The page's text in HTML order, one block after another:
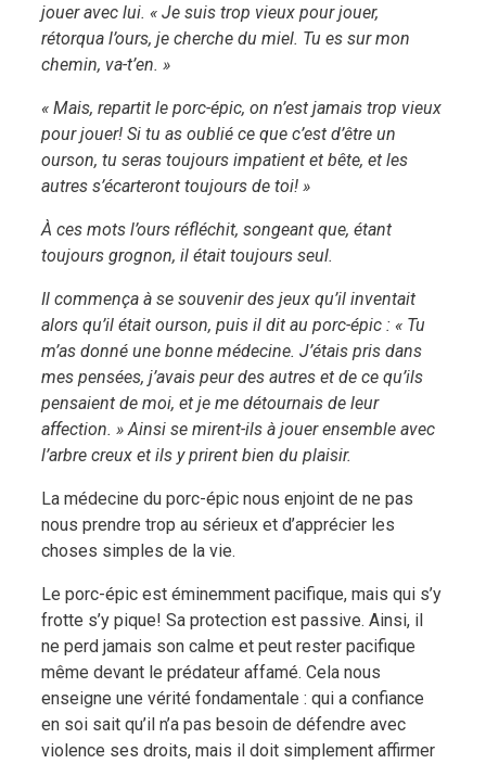
jouer avec lui. « Je suis trop vieux pour jouer,
rétorqua l’ours, je cherche du miel. Tu es sur mon
chemin, va-t’en. »
« Mais, repartit le porc-épic, on n’est jamais trop vieux
pour jouer! Si tu as oublié ce que c’est d’être un
ourson, tu seras toujours impatient et bête, et les
autres s’écarteront toujours de toi! »
À ces mots l’ours réfléchit, songeant que, étant
toujours grognon, il était toujours seul.
Il commença à se souvenir des jeux qu’il inventait
alors qu’il était ourson, puis il dit au porc-épic : « Tu
m’as donné une bonne médecine. J’étais pris dans
mes pensées, j’avais peur des autres et de ce qu’ils
pensaient de moi, et je me détournais de leur
affection. » Ainsi se mirent-ils à jouer ensemble avec
l’arbre creux et ils y prirent bien du plaisir.
La médecine du porc-épic nous enjoint de ne pas
nous prendre trop au sérieux et d’apprécier les
choses simples de la vie.
Le porc-épic est éminemment pacifique, mais qui s’y
frotte s’y pique! Sa protection est passive. Ainsi, il
ne perd jamais son calme et peut rester pacifique
même devant le prédateur affamé. Cela nous
enseigne une vérité fondamentale : qui a confiance
en soi sait qu’il n’a pas besoin de défendre avec
violence ses droits, mais il doit simplement affirmer